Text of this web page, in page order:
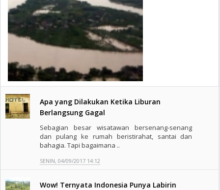
Apa yang Dilakukan Ketika Liburan
Berlangsung Gagal
Sebagian besar wisatawan bersenang-senang
dan pulang ke rumah beristirahat, santai dan
bahagia. Tapi bagaimana ..
SENIN, 04/09/2017 14:12
Wow! Ternyata Indonesia Punya Labirin